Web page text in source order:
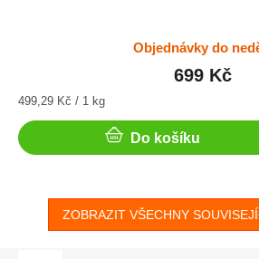
Objednávky do
699 Kč
Měrná
499,29 Kč / 1 kg
Do košíku
ZOBRAZIT VŠECHNY